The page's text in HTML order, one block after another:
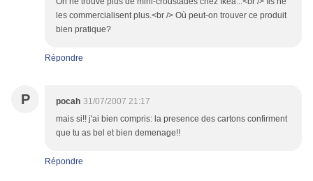
les commercialisent plus.<br /> Où peut-on trouver ce produit
bien pratique?
Répondre
P pocah 31/07/2007 21:17
mais si!! j'ai bien compris: la presence des cartons confirment
que tu as bel et bien demenage!!
Répondre